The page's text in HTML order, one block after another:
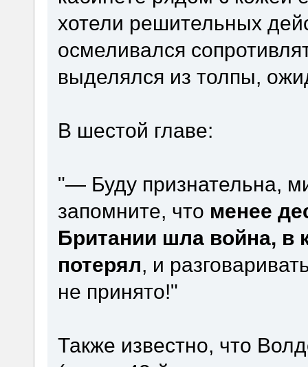
хотели решительных
осмеливался
выделялся из толпы,
В шестой главе:
"— Буду признательна,
запомните, что менее
Британии шла война, в
потерял, и
не принято!"
Также известно, что